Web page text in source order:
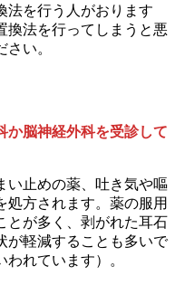
法を行う人がおります
換法を行ってしまうと悪
い。
か脳神経外科を受診して
い止めの薬、吐き気や嘔
処方されます。薬の服用
とが多く、剥がれた耳石
が軽減することも多いで
われています）。